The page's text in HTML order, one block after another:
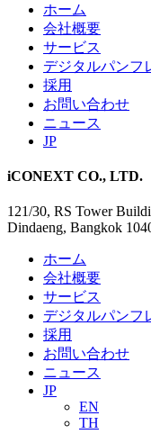
ホーム
会社概要
サービス
デジタルパンフ
採用
お問い合わせ
ニュース
JP
iCONEXT CO., LTD.
121/30, RS Tower
Dindaeng, Bangkok
ホーム
会社概要
サービス
デジタルパンフ
採用
お問い合わせ
ニュース
JP
EN
TH